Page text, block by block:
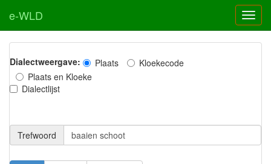
e-WLD
Dialectweergave: Plaats
Kloekecode
Plaats en Kloeke
Dialectlijst
Trefwoord